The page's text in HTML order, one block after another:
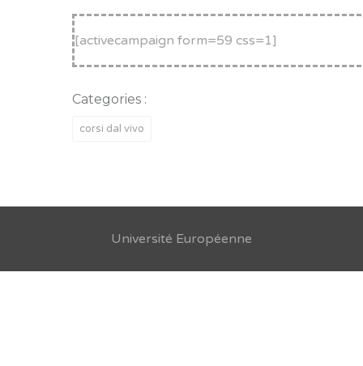
[activecampaign form=59 css=1]
Categories :
corsi dal vivo
Université Européenne